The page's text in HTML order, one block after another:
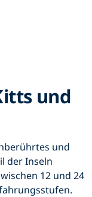
und
und
der Inseln
12 und 24